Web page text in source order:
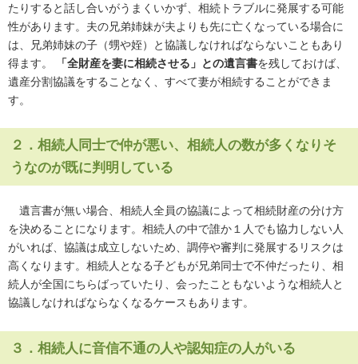
たりすると話し合いがうまくいかず、相続トラブルに発展する可能
性があります。夫の兄弟姉妹が夫よりも先に亡くなっている場合に
は、兄弟姉妹の子（甥や姪）と協議しなければならないこともあり
得ます。
「全財産を妻に相続させる」との遺言書を残しておけば、
遺産分割協議をすることなく、すべて妻が相続することができま
す。
２．相続人同士で仲が悪い、相続人の数が多くなりそ
うなのが既に判明している
遺言書が無い場合、相続人全員の協議によって相続財産の分け方
を決めることになります。相続人の中で誰か１人でも協力しない人
がいれば、協議は成立しないため、調停や審判に発展するリスクは
高くなります。相続人となる子どもが兄弟同士で不仲だったり、相
続人が全国にちらばっていたり、会ったこともないような相続人と
協議しなければならなくなるケースもあります。
３．相続人に音信不通の人や認知症の人がいる